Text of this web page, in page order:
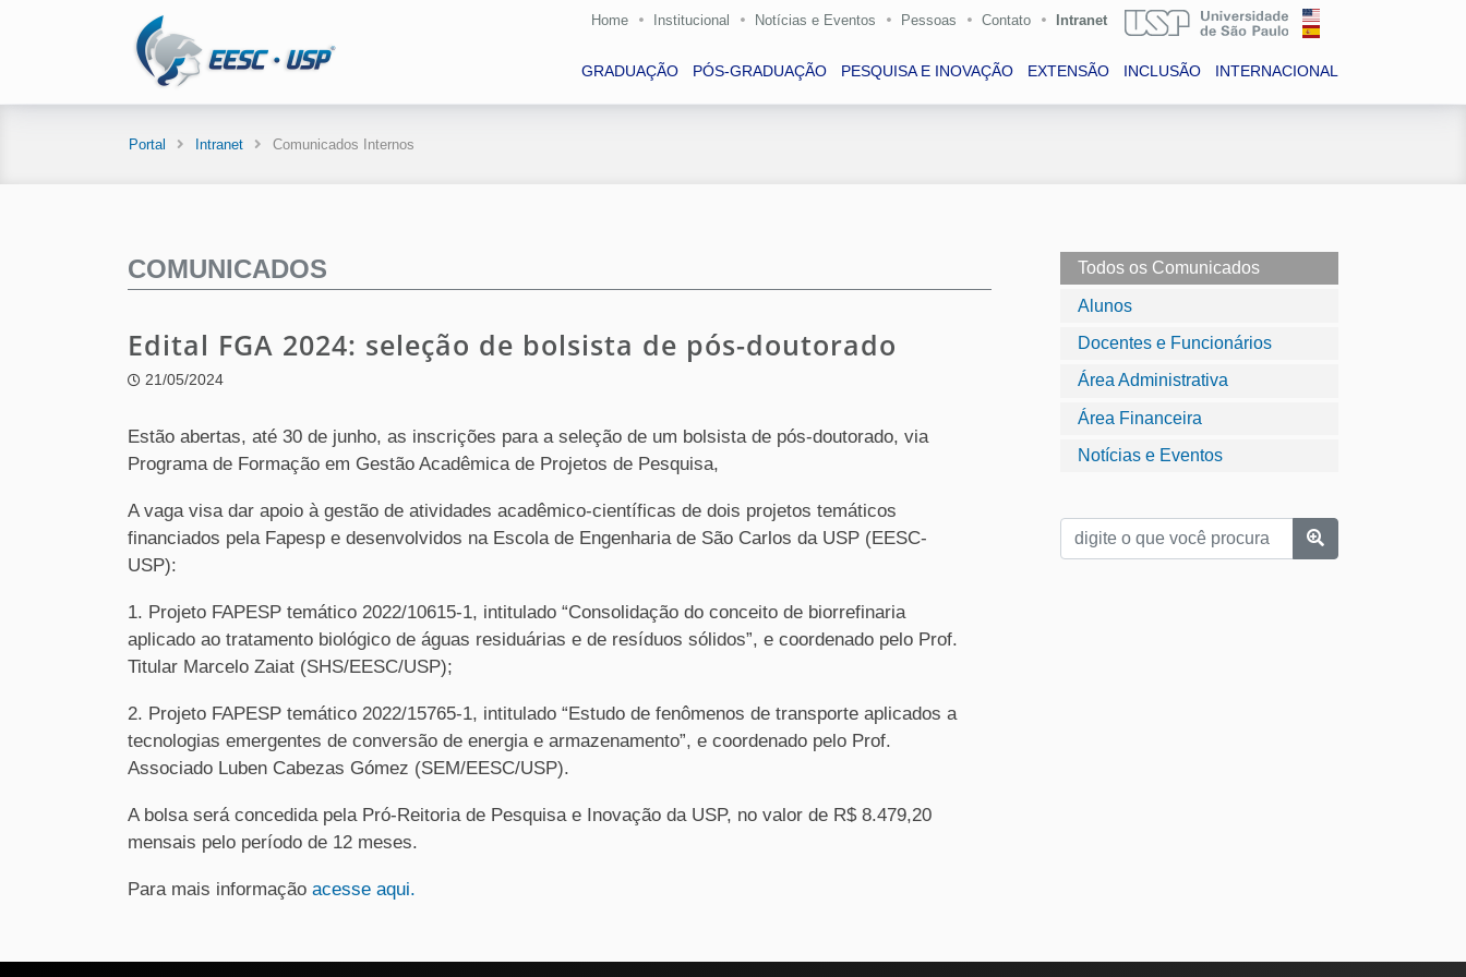
Home Institucional Notícias e Eventos Pessoas Contato Intranet
GRADUAÇÃO PÓS-GRADUAÇÃO PESQUISA E INOVAÇÃO EXTENSÃO INCLUSÃO INTERNACIONAL
Portal Intranet Comunicados Internos
Todos os Comunicados
Alunos
Docentes e Funcionários
Área Administrativa
Área Financeira
Notícias e Eventos
COMUNICADOS
Edital FGA 2024: seleção de bolsista de pós-doutorado
21/05/2024
Estão abertas, até 30 de junho, as inscrições para a seleção de um bolsista de pós-doutorado, via
Programa de Formação em Gestão Acadêmica de Projetos de Pesquisa,
A vaga visa dar apoio à gestão de atividades acadêmico-científicas de dois projetos temáticos
financiados pela Fapesp e desenvolvidos na Escola de Engenharia de São Carlos da USP (EESC-
USP):
1. Projeto FAPESP temático 2022/10615-1, intitulado “Consolidação do conceito de biorrefinaria
aplicado ao tratamento biológico de águas residuárias e de resíduos sólidos”, e coordenado pelo Prof.
Titular Marcelo Zaiat (SHS/EESC/USP);
2. Projeto FAPESP temático 2022/15765-1, intitulado “Estudo de fenômenos de transporte aplicados a
tecnologias emergentes de conversão de energia e armazenamento”, e coordenado pelo Prof.
Associado Luben Cabezas Gómez (SEM/EESC/USP).
A bolsa será concedida pela Pró-Reitoria de Pesquisa e Inovação da USP, no valor de R$ 8.479,20
mensais pelo período de 12 meses.
Para mais informação acesse aqui.